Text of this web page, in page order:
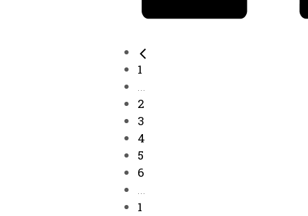
1
...
2
3
4
5
6
...
1